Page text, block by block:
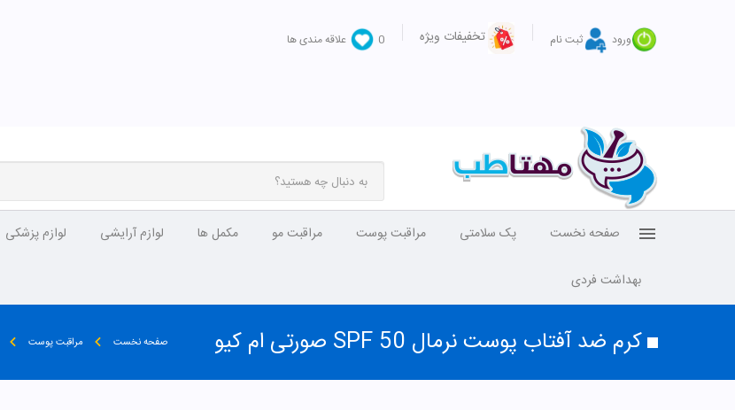
ورود ثبت نام تخفیفات ویژه 0 علاقه مندی ها
صفحه نخست پک سلامتی مراقبت پوست مراقبت مو مکمل ها لوازم آرایشی لوازم پزشکی
بهداشت فردی
کرم ضد آفتاب پوست نرمال SPF 50 صورتی ام کیو صفحه نخست مراقبت پوست